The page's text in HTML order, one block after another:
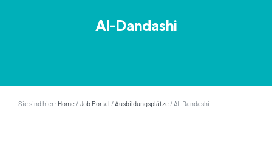
Al-Dandashi
Sie sind hier: Home/Job Portal /Ausbildungsplätze/ Al-Dandashi